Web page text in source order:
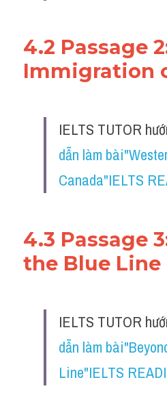
4.2 Passage
Immigration
IELTS TUTOR
dẫn làm
Canada"IELTS
4.3 Passage
the Blue Line
IELTS TUTOR
dẫn làm
Line"IELTS